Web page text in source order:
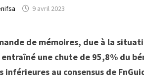
9 avril 2023
de mémoires, due à la
une chute de 95,8% du
inférieures au consensus de